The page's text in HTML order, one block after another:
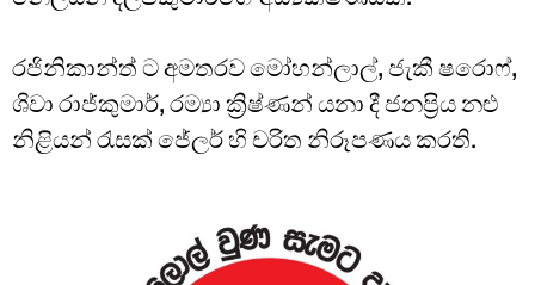
රජිනිකාන්ත් ට අමතරව මෝහන්ලාල්, ජැකී ෂරොෆ්,
ශිවා රාජ්කුමාර්, රම්‍යා ක්‍රිෂ්ණන් යනා දී ජනප්‍රිය නළු
නිළියන් රැසක් ජේලර් හි චරිත නිරූපණය කරති.